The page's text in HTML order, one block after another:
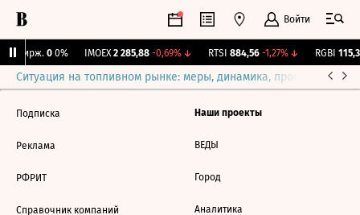
Войти
Бирж. 0 0% IMOEX 2 285,88 -0,69%↓ RTSI 884,56 -1,27%↓ RGBI
Ситуация на топливном рынке: меры, динамика, прогнозы
Подписка
Реклама
РФРИТ
Справочник компаний
Наши проекты
ВЕДЫ
Город
Аналитика